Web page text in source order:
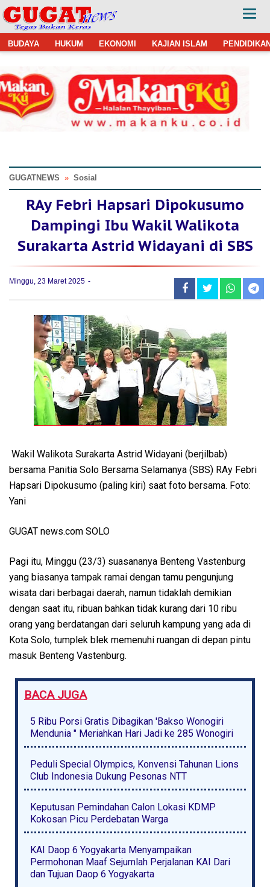
BUDAYA HUKUM EKONOMI KAJIAN ISLAM
GUGATNEWS » Sosial
RAy Febri Hapsari Dipokusumo
Dampingi Ibu Wakil Walikota
Surakarta Astrid Widayani di SBS
Minggu, 23 Maret 2025
Wakil Walikota Surakarta Astrid Widayani (berjilbab)
bersama Panitia Solo Bersama Selamanya (SBS) RAy Febri
Hapsari Dipokusumo (paling kiri) saat foto bersama. Foto:
Yani
GUGAT news.com SOLO
Pagi itu, Minggu (23/3) suasananya Benteng Vastenburg
yang biasanya tampak ramai dengan tamu pengunjung
wisata dari berbagai daerah, namun tidaklah demikian
dengan saat itu, ribuan bahkan tidak kurang dari 10 ribu
orang yang berdatangan dari seluruh kampung yang ada di
Kota Solo, tumplek blek memenuhi ruangan di depan pintu
masuk Benteng Vastenburg.
BACA JUGA
5 Ribu Porsi Gratis Dibagikan 'Bakso Wonogiri
Mendunia " Meriahkan Hari Jadi ke 285 Wonogiri
Peduli Special Olympics, Konvensi Tahunan Lions
Club Indonesia Dukung Pesonas NTT
Keputusan Pemindahan Calon Lokasi KDMP
Kokosan Picu Perdebatan Warga
KAI Daop 6 Yogyakarta Menyampaikan
Permohonan Maaf Sejumlah Perjalanan KAI Dari
dan Tujuan Daop 6 Yogyakarta